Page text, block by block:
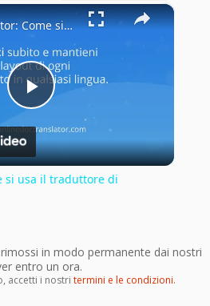
Fullscreen ×
Play
Video
Doc Translator: Come si usa il traduttore di documenti?
si usa il traduttore di
in modo permanente dai nostri
entro un ora.
accetti i nostri termini e le condizioni.